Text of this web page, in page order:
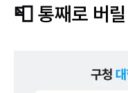
📮 통째로 버